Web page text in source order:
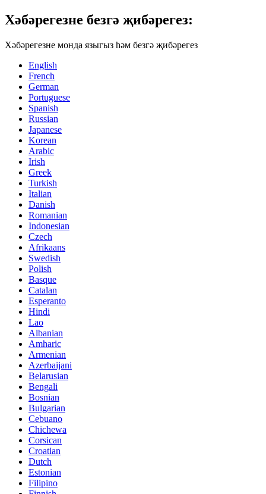
Хәбәрегезне безгә җибәрегез:
Хәбәрегезне монда языгыз һәм безгә җибәрегез
English
French
German
Portuguese
Spanish
Russian
Japanese
Korean
Arabic
Irish
Greek
Turkish
Italian
Danish
Romanian
Indonesian
Czech
Afrikaans
Swedish
Polish
Basque
Catalan
Esperanto
Hindi
Lao
Albanian
Amharic
Armenian
Azerbaijani
Belarusian
Bengali
Bosnian
Bulgarian
Cebuano
Chichewa
Corsican
Croatian
Dutch
Estonian
Filipino